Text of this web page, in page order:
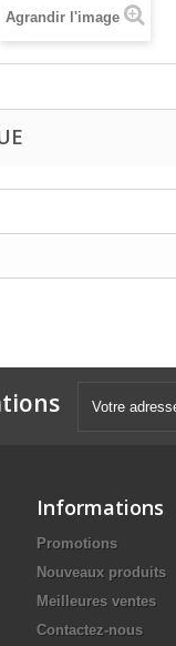
Agrandir l'image
Informations
Promotions
Nouveaux produits
Meilleures ventes
Contactez-nous